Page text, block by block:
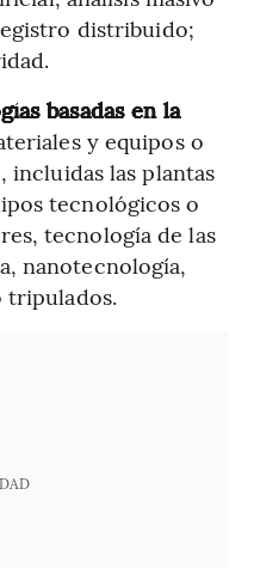
distribuido;
basadas en la
y equipos o
incluidas las plantas
tecnológicos o
tecnología de las
nanotecnología,
tripulados.